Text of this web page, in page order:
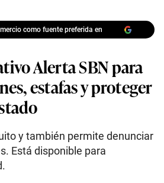
como fuente preferida en
Alerta SBN para
estafas y proteger
y también permite denunciar
Está disponible para